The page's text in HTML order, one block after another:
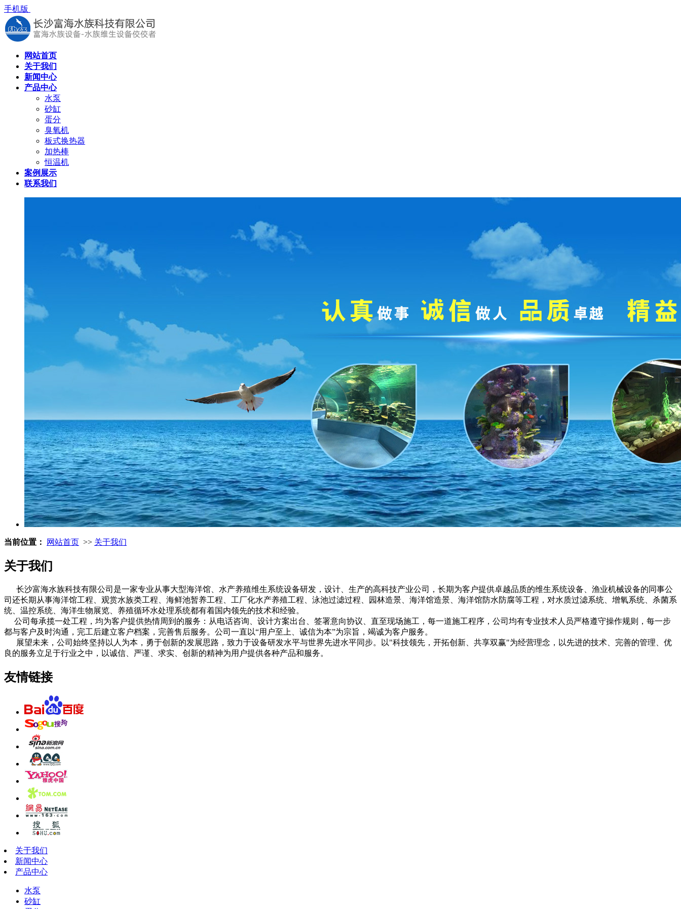
手机版
网站首页
关于我们
新闻中心
产品中心
水泵
砂缸
蛋分
臭氧机
板式换热器
加热棒
恒温机
案例展示
联系我们
当前位置： 网站首页 >> 关于我们
关于我们
长沙富海水族科技有限公司是一家专业从事大型海洋馆、水产养殖维生系统设备研发，设计、生产的高科技产业公司，长期为客户提供卓越品质的维生系统设备、渔业机械设备的同事公
司还长期从事海洋馆工程、观赏水族类工程、海鲜池暂养工程、工厂化水产养殖工程、泳池过滤过程、园林造景、海洋馆造景、海洋馆防水防腐等工程，对水质过滤系统、增氧系统、杀菌系
统、温控系统、海洋生物展览、养殖循环水处理系统都有着国内领先的技术和经验。
公司每承揽一处工程，均为客户提供热情周到的服务：从电话咨询、设计方案出台、签署意向协议、直至现场施工，每一道施工程序，公司均有专业技术人员严格遵守操作规则，每一步
都与客户及时沟通，完工后建立客户档案，完善售后服务。公司一直以“用户至上、诚信为本”为宗旨，竭诚为客户服务。
展望未来，公司始终坚持以人为本，勇于创新的发展思路，致力于设备研发水平与世界先进水平同步。以"科技领先，开拓创新、共享双赢"为经营理念，以先进的技术、完善的管理、优
良的服务立足于行业之中，以诚信、严谨、求实、创新的精神为用户提供各种产品和服务。
友情链接
关于我们
新闻中心
产品中心
水泵
砂缸